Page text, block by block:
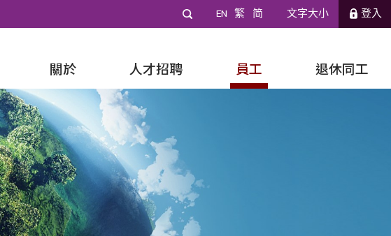
EN 繁 简 文字大小 登入
關於 人才招聘 員工 退休同工